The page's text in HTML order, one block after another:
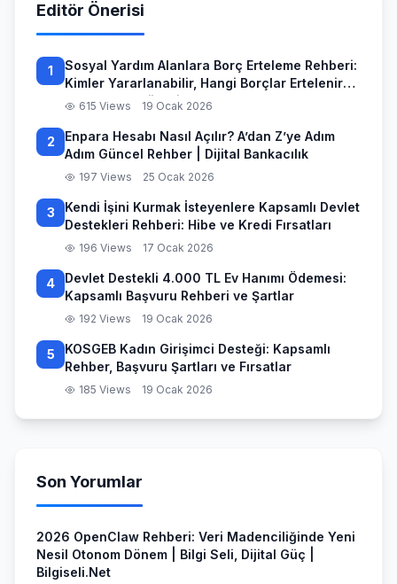
Editör Önerisi
1
Sosyal Yardım Alanlara Borç Erteleme Rehberi:
Kimler Yararlanabilir, Hangi Borçlar Ertelenir
ve Başvuru Süreci
615 Views 19 Ocak 2026
2
Enpara Hesabı Nasıl Açılır? A’dan Z’ye Adım
Adım Güncel Rehber | Dijital Bankacılık
197 Views 25 Ocak 2026
3
Kendi İşini Kurmak İsteyenlere Kapsamlı Devlet
Destekleri Rehberi: Hibe ve Kredi Fırsatları
196 Views 17 Ocak 2026
4
Devlet Destekli 4.000 TL Ev Hanımı Ödemesi:
Kapsamlı Başvuru Rehberi ve Şartlar
192 Views 19 Ocak 2026
5
KOSGEB Kadın Girişimci Desteği: Kapsamlı
Rehber, Başvuru Şartları ve Fırsatlar
185 Views 19 Ocak 2026
Son Yorumlar
2026 OpenClaw Rehberi: Veri Madenciliğinde Yeni
Nesil Otonom Dönem | Bilgi Seli, Dijital Güç |
Bilgiseli.Net